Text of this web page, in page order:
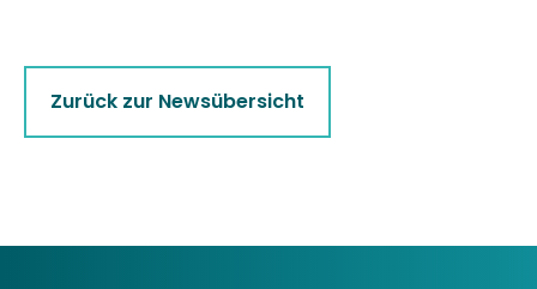
Zurück zur Newsübersicht